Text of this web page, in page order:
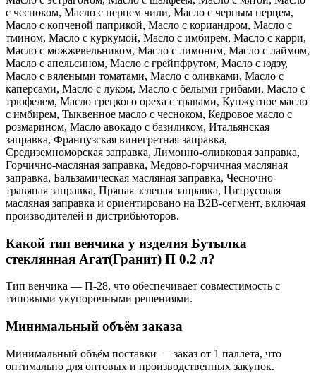
с чесноком, Масло с перцем чили, Масло с черным перцем,
Масло с копченой паприкой, Масло с кориандром, Масло с
тмином, Масло с куркумой, Масло с имбирем, Масло с карри,
Масло с можжевельником, Масло с лимоном, Масло с лаймом,
Масло с апельсином, Масло с грейпфрутом, Масло с юдзу,
Масло с вялеными томатами, Масло с оливками, Масло с
каперсами, Масло с луком, Масло с белыми грибами, Масло с
трюфелем, Масло грецкого ореха с травами, Кунжутное масло
с имбирем, Тыквенное масло с чесноком, Кедровое масло с
розмарином, Масло авокадо с базиликом, Итальянская
заправка, Французская винегретная заправка,
Средиземноморская заправка, Лимонно-оливковая заправка,
Горчично-масляная заправка, Медово-горчичная масляная
заправка, Бальзамическая масляная заправка, Чесночно-
травяная заправка, Пряная зеленая заправка, Цитрусовая
масляная заправка и ориентировано на B2B-сегмент, включая
производителей и дистрибьюторов.
Какой тип венчика у изделия Бутылка
стеклянная Агат(Гранит) П 0.2 л?
Тип венчика — П-28, что обеспечивает совместимость с
типовыми укупорочными решениями.
Минимальный объём заказа
Минимальный объём поставки — заказ от 1 паллета, что
оптимально для оптовых и производственных закупок.